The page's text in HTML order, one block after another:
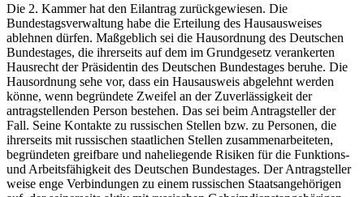
Die 2. Kammer hat den Eilantrag zurückgewiesen. Die
Bundestagsverwaltung habe die Erteilung des Hausausweises
ablehnen dürfen. Maßgeblich sei die Hausordnung des Deutschen
Bundestages, die ihrerseits auf dem im Grundgesetz verankerten
Hausrecht der Präsidentin des Deutschen Bundestages beruhe. Die
Hausordnung sehe vor, dass ein Hausausweis abgelehnt werden
könne, wenn begründete Zweifel an der Zuverlässigkeit der
antragstellenden Person bestehen. Das sei beim Antragsteller der
Fall. Seine Kontakte zu russischen Stellen bzw. zu Personen, die
ihrerseits mit russischen staatlichen Stellen zusammenarbeiteten,
begründeten greifbare und naheliegende Risiken für die Funktions-
und Arbeitsfähigkeit des Deutschen Bundestages. Der Antragsteller
weise enge Verbindungen zu einem russischen Staatsangehörigen